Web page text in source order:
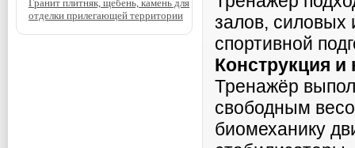
залов, силовых
спортивной
Конструкция и
Тренажёр
свободным
биомеханику
Гранит плитняк, щебень, камень для
отделки прилегающей территории